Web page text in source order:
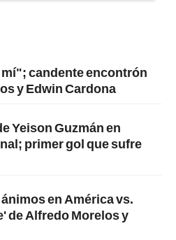
mí"; candente encontrón
y Edwin Cardona
Yeison Guzmán en
primer gol que sufre
en América vs.
de Alfredo Morelos y